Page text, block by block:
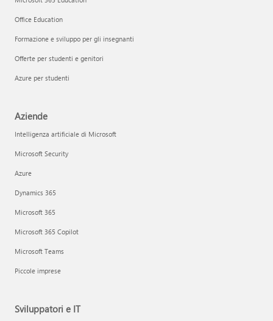
Office Education
Formazione e sviluppo per gli insegnanti
Offerte per studenti e genitori
Azure per studenti
Aziende
Intelligenza artificiale di Microsoft
Microsoft Security
Azure
Dynamics 365
Microsoft 365
Microsoft 365 Copilot
Microsoft Teams
Piccole imprese
Sviluppatori e IT